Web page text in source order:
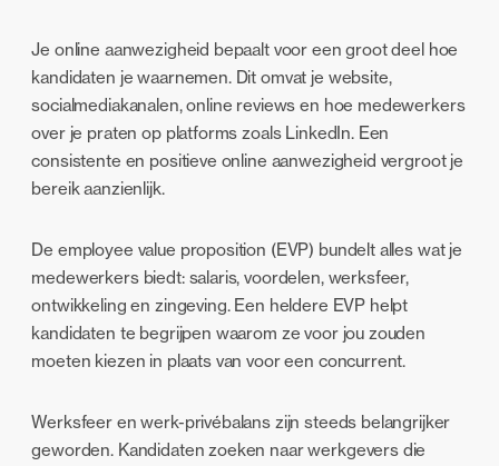
Je online aanwezigheid bepaalt voor een groot deel hoe
kandidaten je waarnemen. Dit omvat je website,
socialmediakanalen, online reviews en hoe medewerkers
over je praten op platforms zoals LinkedIn. Een
consistente en positieve online aanwezigheid vergroot je
bereik aanzienlijk.
De employee value proposition (EVP) bundelt alles wat je
medewerkers biedt: salaris, voordelen, werksfeer,
ontwikkeling en zingeving. Een heldere EVP helpt
kandidaten te begrijpen waarom ze voor jou zouden
moeten kiezen in plaats van voor een concurrent.
Werksfeer en werk-privébalans zijn steeds belangrijker
geworden. Kandidaten zoeken naar werkgevers die